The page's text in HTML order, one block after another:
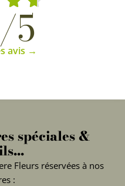
5
avis →
spéciales &
Fleurs réservées à nos
: